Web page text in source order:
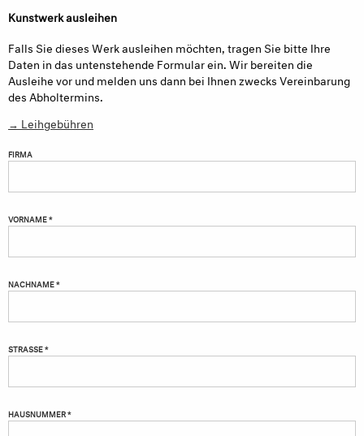
Kunstwerk ausleihen
Falls Sie dieses Werk ausleihen möchten, tragen Sie bitte Ihre
Daten in das untenstehende Formular ein. Wir bereiten die
Ausleihe vor und melden uns dann bei Ihnen zwecks Vereinbarung
des Abholtermins.
→ Leihgebühren
FIRMA
VORNAME *
NACHNAME *
STRASSE *
HAUSNUMMER *